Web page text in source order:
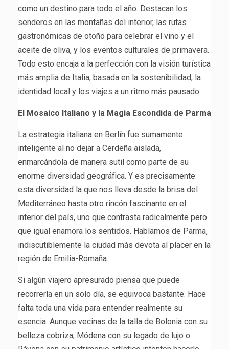
como un destino para todo el año. Destacan los
senderos en las montañas del interior, las rutas
gastronómicas de otoño para celebrar el vino y el
aceite de oliva, y los eventos culturales de primavera.
Todo esto encaja a la perfección con la visión turística
más amplia de Italia, basada en la sostenibilidad, la
identidad local y los viajes a un ritmo más pausado.
El Mosaico Italiano y la Magia Escondida de Parma
La estrategia italiana en Berlín fue sumamente
inteligente al no dejar a Cerdeña aislada,
enmarcándola de manera sutil como parte de su
enorme diversidad geográfica. Y es precisamente
esta diversidad la que nos lleva desde la brisa del
Mediterráneo hasta otro rincón fascinante en el
interior del país, uno que contrasta radicalmente pero
que igual enamora los sentidos. Hablamos de Parma,
indiscutiblemente la ciudad más devota al placer en la
región de Emilia-Romaña.
Si algún viajero apresurado piensa que puede
recorrerla en un solo día, se equivoca bastante. Hace
falta toda una vida para entender realmente su
esencia. Aunque vecinas de la talla de Bolonia con su
belleza cobriza, Módena con su legado de lujo o